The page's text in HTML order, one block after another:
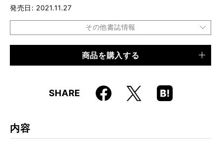
発売日
2021.11.27
その他書誌情報
9784845636822
商品を購入する
SHARE Faceboo
k
X
Hatena
Boo
内容